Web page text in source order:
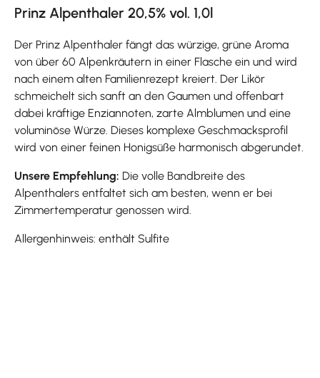
Prinz Alpenthaler 20,5% vol. 1,0l
Der Prinz Alpenthaler fängt das würzige, grüne Aroma
von über 60 Alpenkräutern in einer Flasche ein und wird
nach einem alten Familienrezept kreiert. Der Likör
schmeichelt sich sanft an den Gaumen und offenbart
dabei kräftige Enziannoten, zarte Almblumen und eine
voluminöse Würze. Dieses komplexe Geschmacksprofil
wird von einer feinen Honigsüße harmonisch abgerundet.
Unsere Empfehlung: Die volle Bandbreite des
Alpenthalers entfaltet sich am besten, wenn er bei
Zimmertemperatur genossen wird.
Allergenhinweis: enthält Sulfite